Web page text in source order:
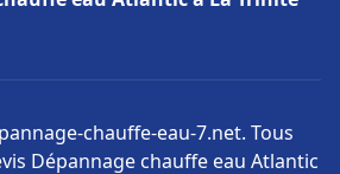
chauffe-eau-7.net. Tous
Dépannage chauffe eau Atlantic